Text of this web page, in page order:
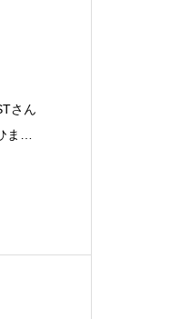
さん
わ